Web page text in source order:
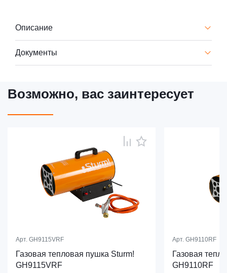
Описание
Документы
Возможно, вас заинтересует
Арт. GH9115VRF
Газовая тепловая пушка Sturm!
GH9115VRF
Арт. GH9110RF
Газовая
GH9110RF